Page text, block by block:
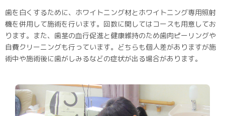
歯を白くするために、ホワイトニング材とホワイトニング専用照射
機を併用して施術を行います。回数に関してはコースも用意してお
ります。また、歯茎の血行促進と健康維持のため歯肉ピーリングや
自費クリーニングも行っています。どちらも個人差がありますが施
術中や施術後に歯がしみるなどの症状が出る場合があります。